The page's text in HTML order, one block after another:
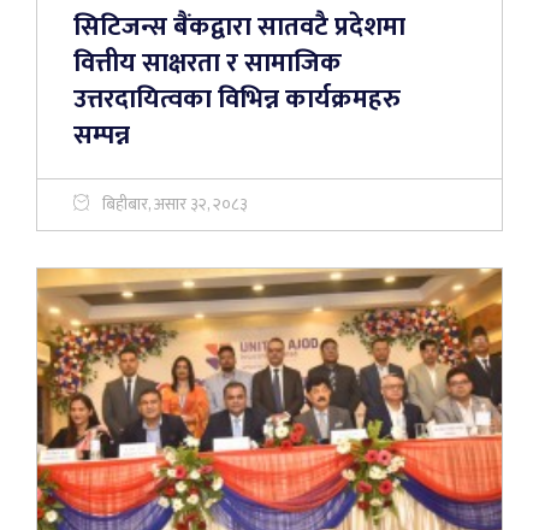
सिटिजन्स बैंकद्वारा सातवटै प्रदेशमा
वित्तीय साक्षरता र सामाजिक
उत्तरदायित्वका विभिन्न कार्यक्रमहरु
सम्पन्न
बिहीबार, असार ३२, २०८३